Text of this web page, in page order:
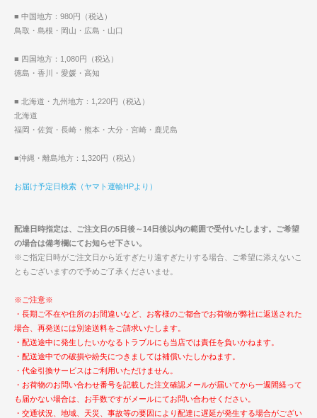
■ 中国地方：980円（税込）
鳥取・島根・岡山・広島・山口
■ 四国地方：1,080円（税込）
徳島・香川・愛媛・高知
■ 北海道・九州地方：1,220円（税込）
北海道
福岡・佐賀・長崎・熊本・大分・宮崎・鹿児島
■沖縄・離島地方：1,320円（税込）
お届け予定日検索（ヤマト運輸HPより）
配達日時指定は、ご注文日の5日後～14日後以内の範囲で受付いたします。ご希望
の場合は備考欄にてお知らせ下さい。
※ご指定日時がご注文日から近すぎたり遠すぎたりする場合、ご希望に添えないこ
ともございますので予めご了承くださいませ。
※ご注意※
・長期ご不在や住所のお間違いなど、お客様のご都合でお荷物が弊社に返送された
場合、再発送には別途送料をご請求いたします。
・配送途中に発生したいかなるトラブルにも当店では責任を負いかねます。
・配送途中での破損や紛失につきましては補償いたしかねます。
・代金引換サービスはご利用いただけません。
・お荷物のお問い合わせ番号を記載した注文確認メールが届いてから一週間経って
も届かない場合は、お手数ですがメールにてお問い合わせください。
・交通状況、地域、天災、事故等の要因により配達に遅延が発生する場合がござい